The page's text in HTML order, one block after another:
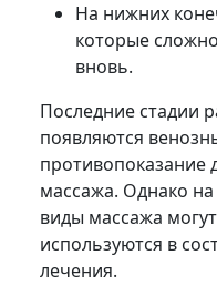
На нижних
которые
вновь.
Последние стадии
появляются
противопоказание
массажа. Однако
виды массажа
используются в
лечения.